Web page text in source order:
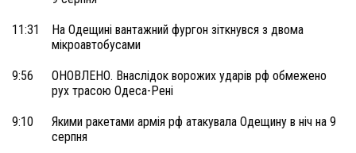
11:31
На Одещині вантажний фургон зіткнувся з двома
мікроавтобусами
9:56
ОНОВЛЕНО. Внаслідок ворожих ударів рф обмежено
рух трасою Одеса-Рені
9:10
Якими ракетами армія рф атакувала Одещину в ніч на 9
серпня